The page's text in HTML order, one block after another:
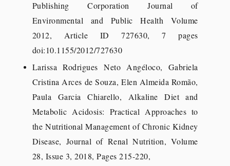
Publishing Corporation Journal of
Environmental and Public Health Volume
2012, Article ID 727630, 7 pages
doi:10.1155/2012/727630
Larissa Rodrigues Neto Angéloco, Gabriela
Cristina Arces de Souza, Elen Almeida Romão,
Paula Garcia Chiarello, Alkaline Diet and
Metabolic Acidosis: Practical Approaches to
the Nutritional Management of Chronic Kidney
Disease, Journal of Renal Nutrition, Volume
28, Issue 3, 2018, Pages 215-220,